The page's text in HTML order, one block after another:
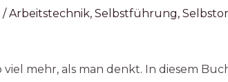
/Arbeitstechnik, Selbstführung,
viel mehr, als man denkt. In diesem